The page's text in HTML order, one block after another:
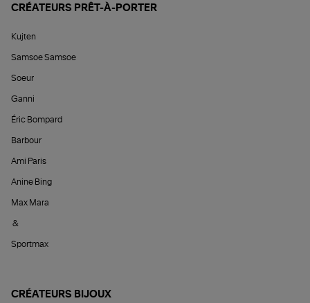
CRÉATEURS PRÊT-À-PORTER
Kujten
Samsoe Samsoe
Soeur
Ganni
Éric Bompard
Barbour
Ami Paris
Anine Bing
Max Mara
&
Sportmax
CRÉATEURS BIJOUX